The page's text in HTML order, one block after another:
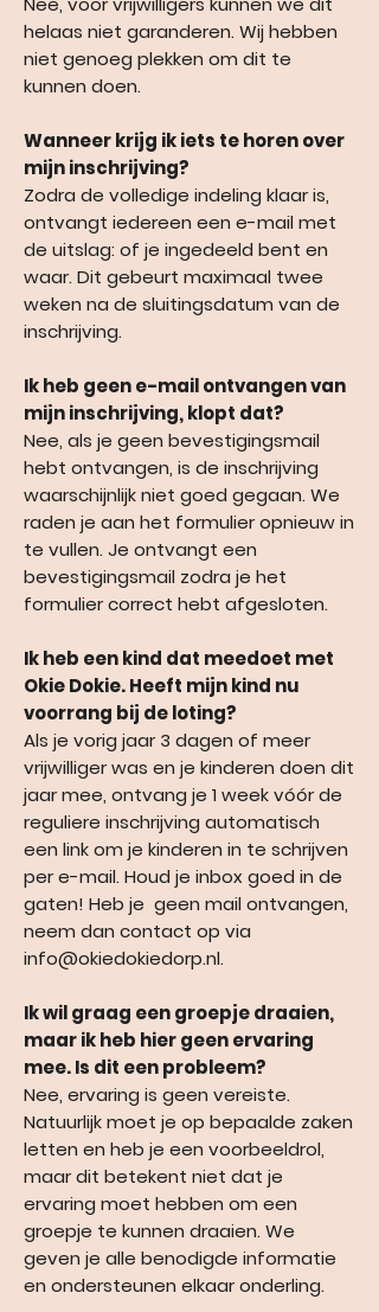
helaas niet garanderen. Wij hebben
niet genoeg plekken om dit te
kunnen doen.
Wanneer krijg ik iets te horen over
mijn inschrijving?
Zodra de volledige indeling klaar is,
ontvangt iedereen een e-mail met
de uitslag: of je ingedeeld bent en
waar. Dit gebeurt maximaal twee
weken na de sluitingsdatum van de
inschrijving.
Ik heb geen e-mail ontvangen van
mijn inschrijving, klopt dat?
Nee, als je geen bevestigingsmail
hebt ontvangen, is de inschrijving
waarschijnlijk niet goed gegaan. We
raden je aan het formulier opnieuw in
te vullen. Je ontvangt een
bevestigingsmail zodra je het
formulier correct hebt afgesloten.
Ik heb een kind dat meedoet met
Okie Dokie. Heeft mijn kind nu
voorrang bij de loting?
Als je vorig jaar 3 dagen of meer
vrijwilliger was en je kinderen doen dit
jaar mee, ontvang je 1 week vóór de
reguliere inschrijving automatisch
een link om je kinderen in te schrijven
per e-mail. Houd je inbox goed in de
gaten! Heb je geen mail ontvangen,
neem dan contact op via
info@okiedokiedorp.nl.
Ik wil graag een groepje draaien,
maar ik heb hier geen ervaring
mee. Is dit een probleem?
Nee, ervaring is geen vereiste.
Natuurlijk moet je op bepaalde zaken
letten en heb je een voorbeeldrol,
maar dit betekent niet dat je
ervaring moet hebben om een
groepje te kunnen draaien. We
geven je alle benodigde informatie
en ondersteunen elkaar onderling.